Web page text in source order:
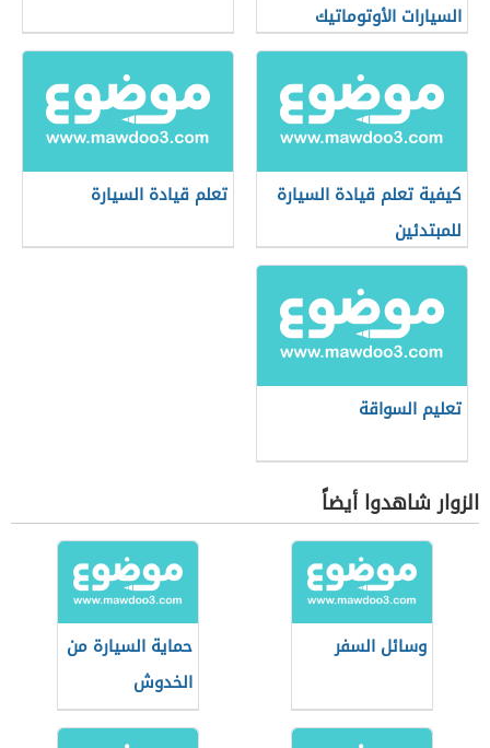
السيارات الأوتوماتيك
كيفية تعلم قيادة السيارة
للمبتدئين
تعلم قيادة السيارة
تعليم السواقة
الزوار شاهدوا أيضاً
وسائل السفر
حماية السيارة من
الخدوش